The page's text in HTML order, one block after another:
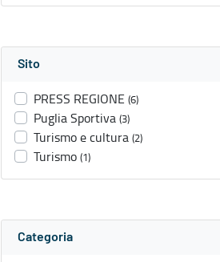
Sito
PRESS REGIONE (6)
Puglia Sportiva (3)
Turismo e cultura (2)
Turismo (1)
Categoria